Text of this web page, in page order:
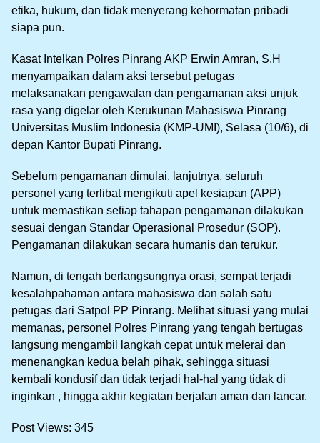
etika, hukum, dan tidak menyerang kehormatan pribadi
siapa pun.
Kasat Intelkan Polres Pinrang AKP Erwin Amran, S.H
menyampaikan dalam aksi tersebut petugas
melaksanakan pengawalan dan pengamanan aksi unjuk
rasa yang digelar oleh Kerukunan Mahasiswa Pinrang
Universitas Muslim Indonesia (KMP-UMI), Selasa (10/6), di
depan Kantor Bupati Pinrang.
Sebelum pengamanan dimulai, lanjutnya, seluruh
personel yang terlibat mengikuti apel kesiapan (APP)
untuk memastikan setiap tahapan pengamanan dilakukan
sesuai dengan Standar Operasional Prosedur (SOP).
Pengamanan dilakukan secara humanis dan terukur.
Namun, di tengah berlangsungnya orasi, sempat terjadi
kesalahpahaman antara mahasiswa dan salah satu
petugas dari Satpol PP Pinrang. Melihat situasi yang mulai
memanas, personel Polres Pinrang yang tengah bertugas
langsung mengambil langkah cepat untuk melerai dan
menenangkan kedua belah pihak, sehingga situasi
kembali kondusif dan tidak terjadi hal-hal yang tidak di
inginkan , hingga akhir kegiatan berjalan aman dan lancar.
Post Views: 345